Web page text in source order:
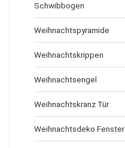
Schwibbogen
Weihnachtspyramide
Weihnachtskrippen
Weihnachtsengel
Weihnachtskranz Tür
Weihnachtsdeko Fenster